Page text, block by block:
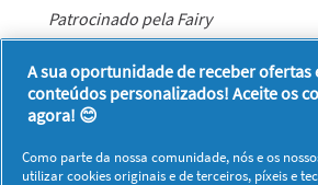
Patrocinado pela Fairy
A sua oportunidade de receber ofertas
conteúdos personalizados! Aceite os
agora! 😊
Como parte da nossa comunidade, nós e os
utilizar cookies originais e de terceiros, píxeis e